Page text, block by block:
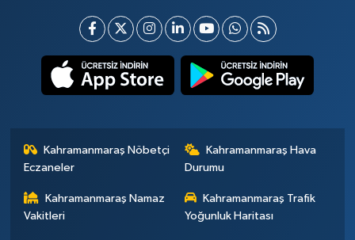
Kahramanmaraş Nöbetçi
Eczaneler
Kahramanmaraş Hava
Durumu
Kahramanmaraş Namaz
Vakitleri
Kahramanmaraş Trafik
Yoğunluk Haritası